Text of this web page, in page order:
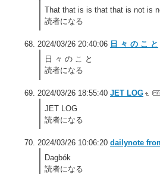
That that is is that that is not is
読者になる
2024/03/26 20:40:06 日 々 の こ と
日 々 の こ と
読者になる
2024/03/26 18:55:40 JET LOG
JET LOG
読者になる
2024/03/26 10:06:20 dailynote
Dagbók
読者になる